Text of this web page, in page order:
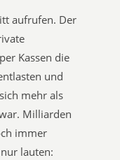
aufrufen. Der
Kassen die
und
mehr als
Milliarden
immer
lauten: